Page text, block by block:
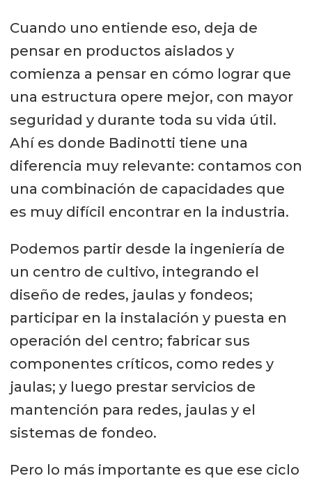
generan cerca de 500 empleos
locales.
Creemos que las mejores decisiones
no se toman desde la distancia. Se
toman en terreno, se toman en el
país, con conocimiento directo de la
operación y con equipos capaces de
responder cuando el cliente
de nuestros principales focos para
los próximos meses será profundizar
esa cercanía que sentimos hemos
perdido en los últimos años.
Queremos estar más presentes,
escuchar más, aprender más y
trabajar más estrechamente con
nuestros clientes para ayudarlos a
mejorar sus operaciones.
Cuando esa presencia local se
Cuando uno entiende eso, deja de
pensar en productos aislados y
comienza a pensar en cómo lograr que
una estructura opere mejor, con mayor
seguridad y durante toda su vida útil.
Ahí es donde Badinotti tiene una
diferencia muy relevante: contamos con
una combinación de capacidades que
es muy difícil encontrar en la industria.
Podemos partir desde la ingeniería de
un centro de cultivo, integrando el
diseño de redes, jaulas y fondeos;
participar en la instalación y puesta en
operación del centro; fabricar sus
componentes críticos, como redes y
jaulas; y luego prestar servicios de
mantención para redes, jaulas y el
sistemas de fondeo.
Pero lo más importante es que ese ciclo